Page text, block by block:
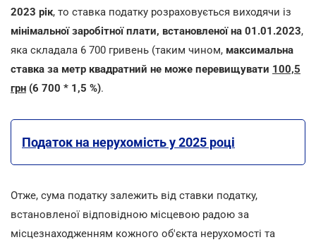
2023 рік, то ставка податку розраховується виходячи із
мінімальної заробітної плати, встановленої на 01.01.2023,
яка складала 6 700 гривень (таким чином, максимальна
ставка за метр квадратний не може перевищувати 100,5
грн (6 700 * 1,5 %).
Податок на нерухомість у 2025 році
Отже, сума податку залежить від ставки податку,
встановленої відповідною місцевою радою за
місцезнаходженням кожного об'єкта нерухомості та